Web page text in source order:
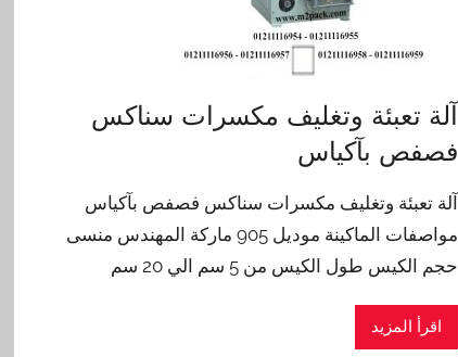
آلة تعبئة وتغليف مكسرات سناكس
فصفص بآكياس
آلة تعبئة وتغليف مكسرات سناكس فصفص بآكياس
مواصفات الماكينة موديل 905 ماركة المهندس منسى
حجم الكيس طول الكيس من 5 سم الي 20 سم
اقرأ المزيد